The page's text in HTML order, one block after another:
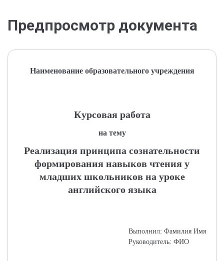
Предпросмотр документа
Наименование образовательного учреждения
Курсовая работа
на тему
Реализация принципа сознательности
формирования навыков чтения у
младших школьников на уроке
английского языка
Выполнил: Фамилия Имя
Руководитель: ФИО